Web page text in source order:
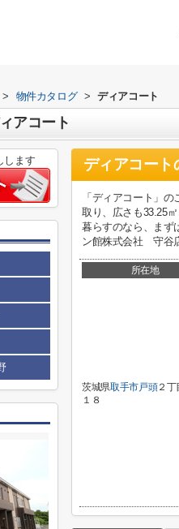
> 物件カタログ > ディアコート
アコート
ディアコート
「ディアコート」
取り、広さも33.25
暮らすのなら、まず
ン館株式会社 守谷
所在地
茨城県取手市戸頭２丁
１８
します